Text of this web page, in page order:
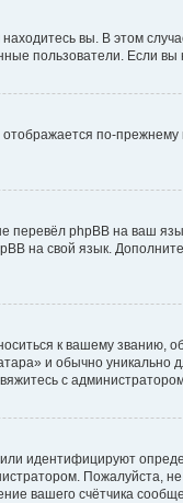
вы. В этом
пользователи. Если
по-
phpBB на ваш
на свой язык.
к вашему званию,
и обычно
с
идентифицируют
Пожалуйста,
вашего счётчика